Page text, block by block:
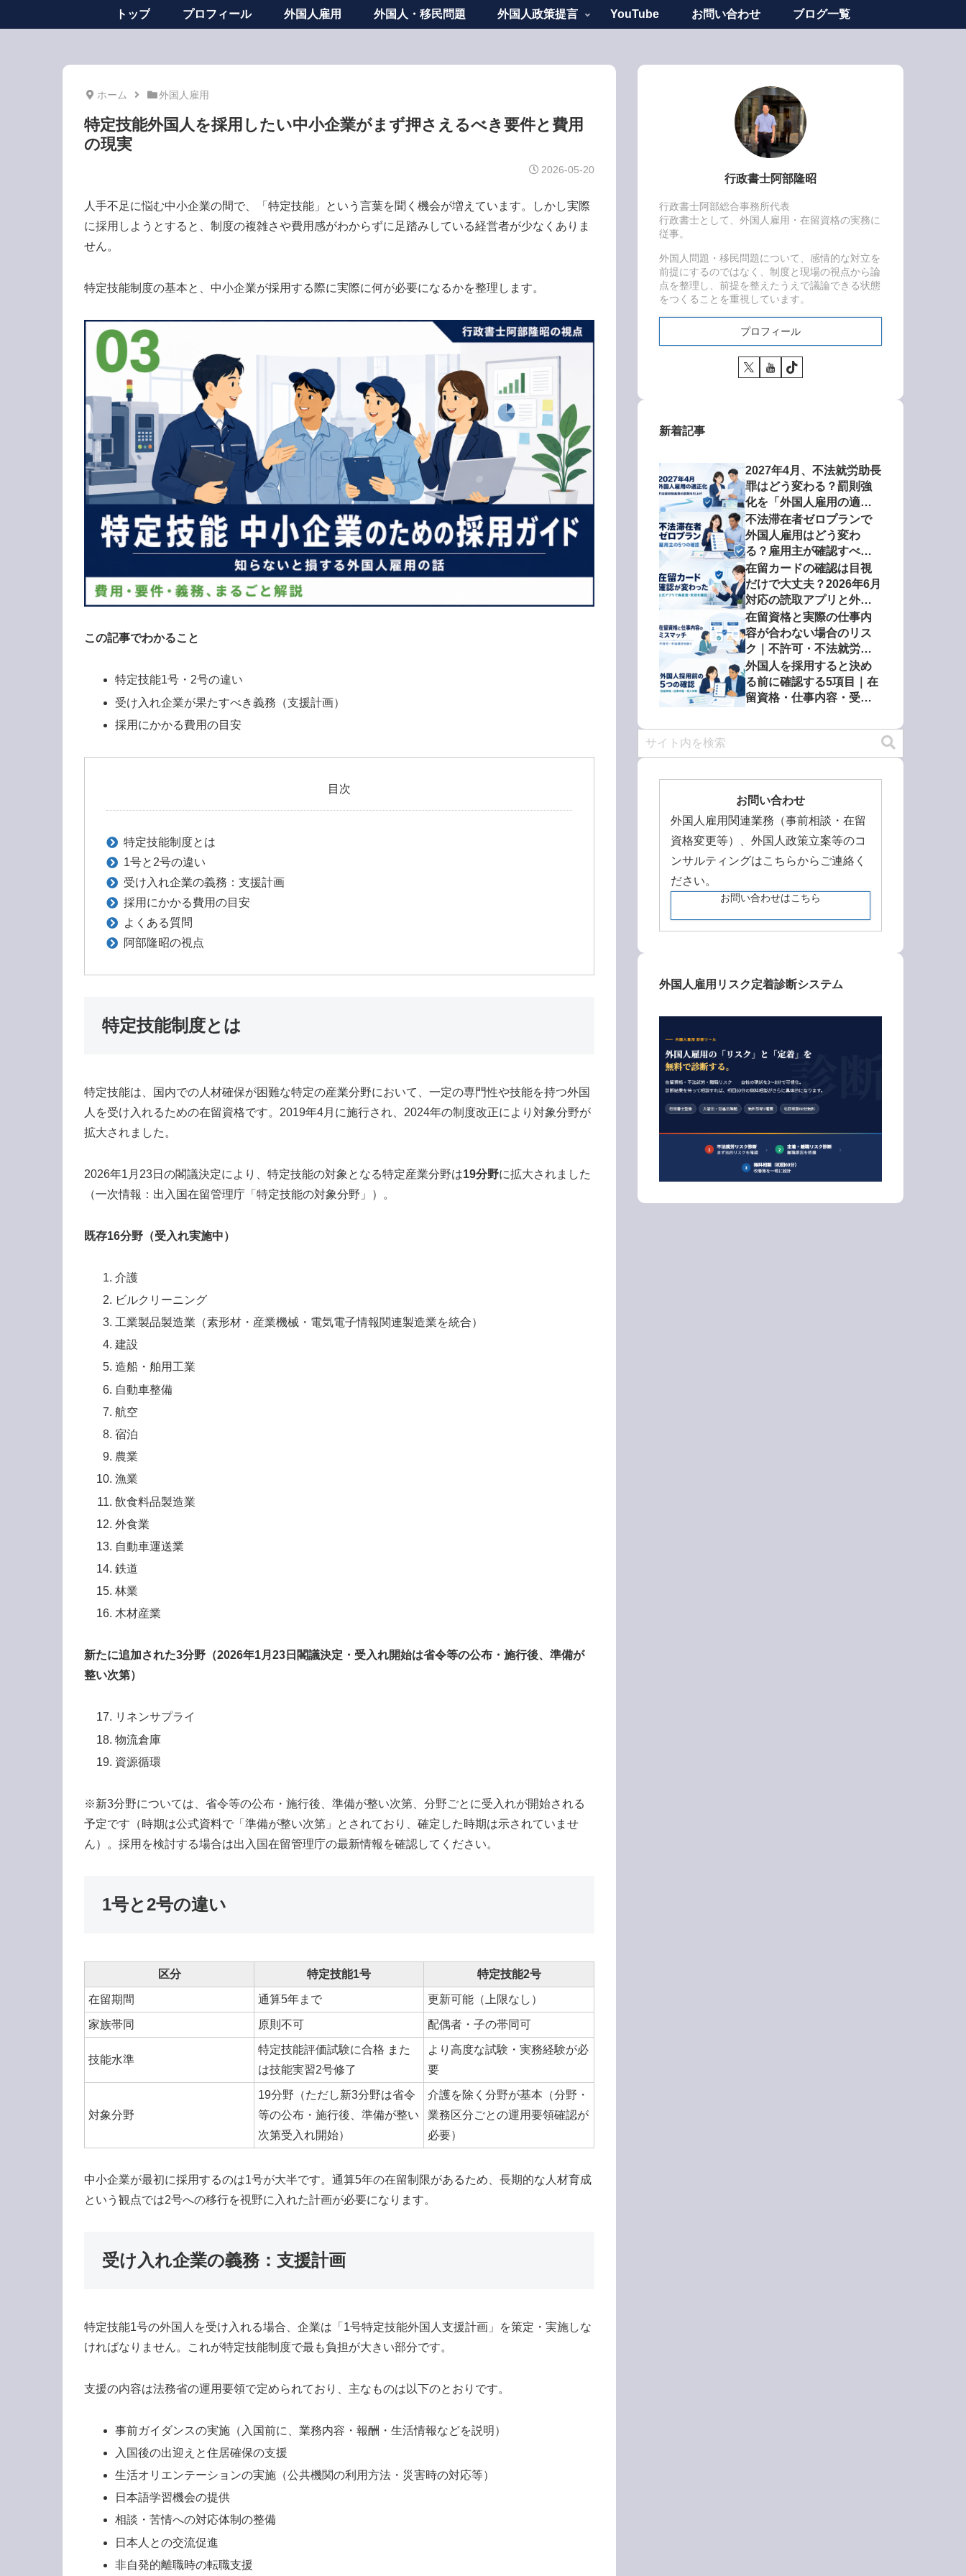
トップ プロフィール 外国人雇用 外国人・移民問題 外国人政策提言 YouTube お問い合わせ ブログ一覧
ホーム 外国人雇用
特定技能外国人を採用したい中小企業がまず押さえるべき要件と費用
の現実
2026-05-20
人手不足に悩む中小企業の間で、「特定技能」という言葉を聞く機会が増えています。しかし実際
に採用しようとすると、制度の複雑さや費用感がわからずに足踏みしている経営者が少なくありま
せん。
特定技能制度の基本と、中小企業が採用する際に実際に何が必要になるかを整理します。
この記事でわかること
特定技能1号・2号の違い
受け入れ企業が果たすべき義務（支援計画）
採用にかかる費用の目安
目次
特定技能制度とは
1号と2号の違い
受け入れ企業の義務：支援計画
採用にかかる費用の目安
よくある質問
阿部隆昭の視点
特定技能制度とは
特定技能は、国内での人材確保が困難な特定の産業分野において、一定の専門性や技能を持つ外国
人を受け入れるための在留資格です。2019年4月に施行され、2024年の制度改正により対象分野が
拡大されました。
2026年1月23日の閣議決定により、特定技能の対象となる特定産業分野は19分野に拡大されました
（一次情報：出入国在留管理庁「特定技能の対象分野」）。
既存16分野（受入れ実施中）
介護
ビルクリーニング
工業製品製造業（素形材・産業機械・電気電子情報関連製造業を統合）
建設
造船・舶用工業
自動車整備
航空
宿泊
農業
漁業
飲食料品製造業
外食業
自動車運送業
鉄道
林業
木材産業
新たに追加された3分野（2026年1月23日閣議決定・受入れ開始は省令等の公布・施行後、準備が
整い次第）
リネンサプライ
物流倉庫
資源循環
※新3分野については、省令等の公布・施行後、準備が整い次第、分野ごとに受入れが開始される
予定です（時期は公式資料で「準備が整い次第」とされており、確定した時期は示されていませ
ん）。採用を検討する場合は出入国在留管理庁の最新情報を確認してください。
1号と2号の違い
区分 特定技能1号 特定技能2号
在留期間 通算5年まで 更新可能（上限なし）
家族帯同 原則不可 配偶者・子の帯同可
技能水準
特定技能評価試験に合格 また
は技能実習2号修了
より高度な試験・実務経験が必
要
対象分野
19分野（ただし新3分野は省令
等の公布・施行後、準備が整い
次第受入れ開始）
介護を除く分野が基本（分野・
業務区分ごとの運用要領確認が
必要）
中小企業が最初に採用するのは1号が大半です。通算5年の在留制限があるため、長期的な人材育成
という観点では2号への移行を視野に入れた計画が必要になります。
受け入れ企業の義務：支援計画
特定技能1号の外国人を受け入れる場合、企業は「1号特定技能外国人支援計画」を策定・実施しな
ければなりません。これが特定技能制度で最も負担が大きい部分です。
支援の内容は法務省の運用要領で定められており、主なものは以下のとおりです。
事前ガイダンスの実施（入国前に、業務内容・報酬・生活情報などを説明）
入国後の出迎えと住居確保の支援
生活オリエンテーションの実施（公共機関の利用方法・災害時の対応等）
日本語学習機会の提供
相談・苦情への対応体制の整備
日本人との交流促進
非自発的離職時の転職支援
行政書士阿部隆昭
行政書士阿部総合事務所代表
行政書士として、外国人雇用・在留資格の実務に
従事。
外国人問題・移民問題について、感情的な対立を
前提にするのではなく、制度と現場の視点から論
点を整理し、前提を整えたうえで議論できる状態
をつくることを重視しています。
プロフィール
新着記事
2027年4月、不法就労助長
罪はどう変わる？罰則強
化を「外国人雇用の適正
化」から考える
不法滞在者ゼロプランで
外国人雇用はどう変わ
る？雇用主が確認すべき5
項目【2026年版】
在留カードの確認は目視
だけで大丈夫？2026年6月
対応の読取アプリと外国
人雇用リスク
在留資格と実際の仕事内
容が合わない場合のリス
ク｜不許可・不法就労を
防ぐ確認方法
外国人を採用すると決め
る前に確認する5項目｜在
留資格・仕事内容・受入
お問い合わせ
外国人雇用関連業務（事前相談・在留
資格変更等）、外国人政策立案等のコ
ンサルティングはこちらからご連絡く
ださい。
お問い合わせはこちら
外国人雇用リスク定着診断システム